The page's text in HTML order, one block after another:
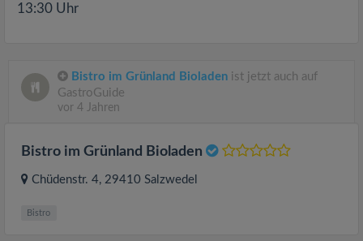
13:30 Uhr
Bistro im Grünland Bioladen ist jetzt auch auf
GastroGuide
vor 4 Jahren
Bistro im Grünland Bioladen
Chüdenstr. 4, 29410 Salzwedel
Bistro